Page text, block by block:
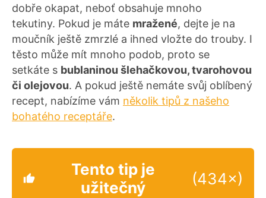
dobře okapat, neboť obsahuje mnoho
tekutiny. Pokud je máte mražené, dejte je na
moučník ještě zmrzlé a ihned vložte do trouby. I
těsto může mít mnoho podob, proto se
setkáte s bublaninou šlehačkovou, tvarohovou
či olejovou. A pokud ještě nemáte svůj oblíbený
recept, nabízíme vám několik tipů z našeho
bohatého receptáře.
Tento tip je
užitečný
(434×)